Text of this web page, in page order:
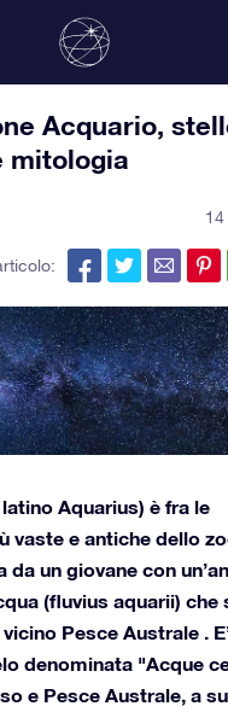
Acquario,
mitologia
latino Aquarius) è fra le
vaste e antiche dello
da un giovane con
(fluvius aquarii) che
Pesce Australe .
denominata "Acque
e Pesce Australe, a